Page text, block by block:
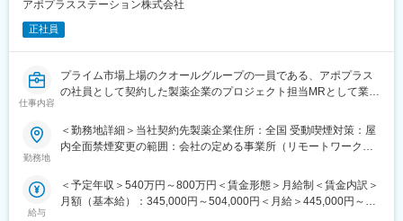
※プロジェクトの状況によっては、選考保留（ご紹介できるプロジ
ェクトが出るまで保留）となる場合もございますのであらかじめ
変更の範囲：会社の定める業務
籍も視野に入れた内容で案件を受注しています。(＝将来的に医療
客からの信頼が厚いためです。
CSOは本部のバックアップ体制が何より重要です。1人のプロジ
ェクトマネージャーが管理する営業は約20名程度であり、相談事
も可能です。また、クライアント・社内評価に基いた明確な評価
制度により、キャリアや年収アップに向けた目標を定めやすい環
アポプラスステーション株式会社
正社員
仕事内容
プライム市場上場のクオールグループの一員である、アポプラス
の社員として契約した製薬企業のプロジェクト担当MRとして業務
ックメーカーなどプロジェクトは多岐に渡りますので、今までの
経験を活かせる環境が整っています。
■営業スタイル：担当エリアの医療機関（開業医、病院）を訪問し
用情報を収集を行っていただきます。
・新薬のプロモーション
勤務地
＜勤務地詳細＞当社契約先製薬企業住所：全国 受動喫煙対策：屋
内全面禁煙変更の範囲：会社の定める事業所（リモートワーク含
給与
＜予定年収＞540万円～800万円＜賃金形態＞月給制＜賃金内訳＞
月額（基本給）：345,000円～504,000円＜月給＞445,000円～